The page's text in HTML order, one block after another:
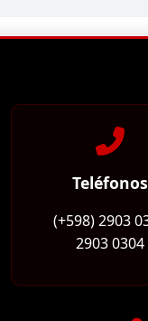
Teléfonos
(+598) 2903
2903 0304